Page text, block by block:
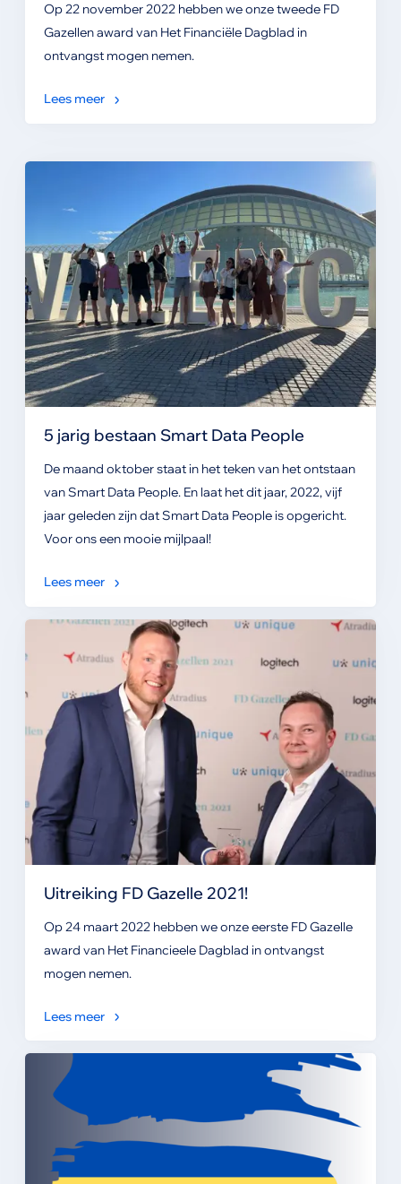
Op 22 november 2022 hebben we onze tweede FD
Gazellen award van Het Financiële Dagblad in
ontvangst mogen nemen.
Lees meer
5 jarig bestaan Smart Data People
De maand oktober staat in het teken van het ontstaan
van Smart Data People. En laat het dit jaar, 2022, vijf
jaar geleden zijn dat Smart Data People is opgericht.
Voor ons een mooie mijlpaal!
Lees meer
Uitreiking FD Gazelle 2021!
Op 24 maart 2022 hebben we onze eerste FD Gazelle
award van Het Financieele Dagblad in ontvangst
mogen nemen.
Lees meer